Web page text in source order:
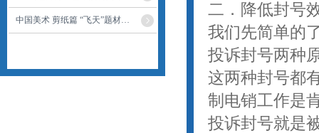
中国美术 剪纸篇 “飞天”题材剪纸作品欣赏
二．降低封号
我们先简单的
投诉封号两种
这两种封号都
制电销工作是
投诉封号就是